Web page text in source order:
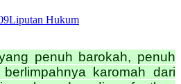
Liputan Hukum
penuh barokah, penuh
karomah dari